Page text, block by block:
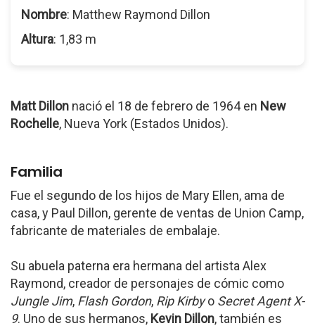
Nombre: Matthew Raymond Dillon
Altura: 1,83 m
Matt Dillon nació el 18 de febrero de 1964 en New
Rochelle, Nueva York (Estados Unidos).
Familia
Fue el segundo de los hijos de Mary Ellen, ama de
casa, y Paul Dillon, gerente de ventas de Union Camp,
fabricante de materiales de embalaje.
Su abuela paterna era hermana del artista Alex
Raymond, creador de personajes de cómic como
Jungle Jim, Flash Gordon, Rip Kirbyo Secret Agent X-
9. Uno de sus hermanos, Kevin Dillon, también es